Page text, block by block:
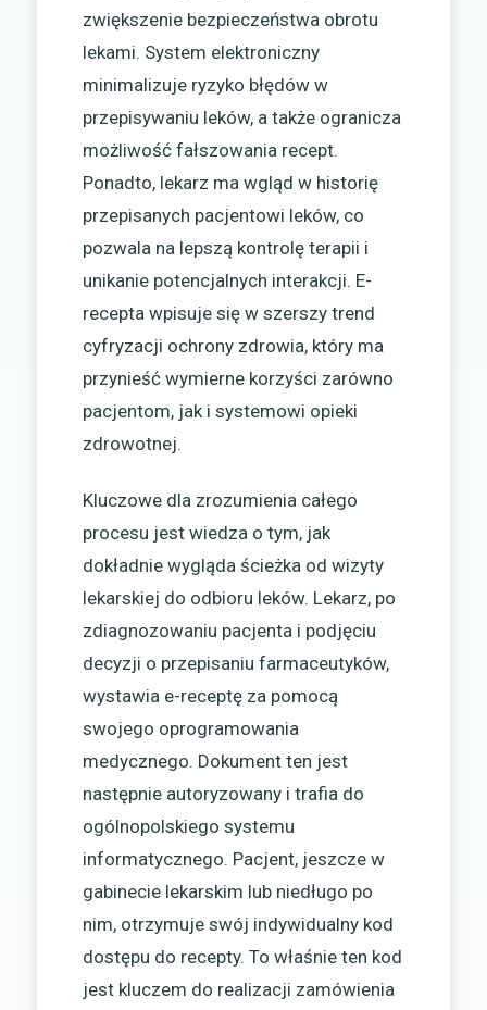
zwiększenie bezpieczeństwa obrotu
lekami. System elektroniczny
minimalizuje ryzyko błędów w
przepisywaniu leków, a także ogranicza
możliwość fałszowania recept.
Ponadto, lekarz ma wgląd w historię
przepisanych pacjentowi leków, co
pozwala na lepszą kontrolę terapii i
unikanie potencjalnych interakcji. E-
recepta wpisuje się w szerszy trend
cyfryzacji ochrony zdrowia, który ma
przynieść wymierne korzyści zarówno
pacjentom, jak i systemowi opieki
zdrowotnej.
Kluczowe dla zrozumienia całego
procesu jest wiedza o tym, jak
dokładnie wygląda ścieżka od wizyty
lekarskiej do odbioru leków. Lekarz, po
zdiagnozowaniu pacjenta i podjęciu
decyzji o przepisaniu farmaceutyków,
wystawia e-receptę za pomocą
swojego oprogramowania
medycznego. Dokument ten jest
następnie autoryzowany i trafia do
ogólnopolskiego systemu
informatycznego. Pacjent, jeszcze w
gabinecie lekarskim lub niedługo po
nim, otrzymuje swój indywidualny kod
dostępu do recepty. To właśnie ten kod
jest kluczem do realizacji zamówienia